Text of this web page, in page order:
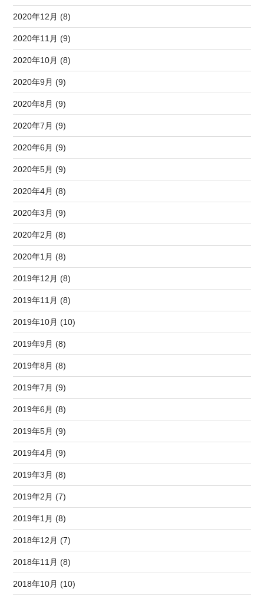
2020年12月 (8)
2020年11月 (9)
2020年10月 (8)
2020年9月 (9)
2020年8月 (9)
2020年7月 (9)
2020年6月 (9)
2020年5月 (9)
2020年4月 (8)
2020年3月 (9)
2020年2月 (8)
2020年1月 (8)
2019年12月 (8)
2019年11月 (8)
2019年10月 (10)
2019年9月 (8)
2019年8月 (8)
2019年7月 (9)
2019年6月 (8)
2019年5月 (9)
2019年4月 (9)
2019年3月 (8)
2019年2月 (7)
2019年1月 (8)
2018年12月 (7)
2018年11月 (8)
2018年10月 (10)